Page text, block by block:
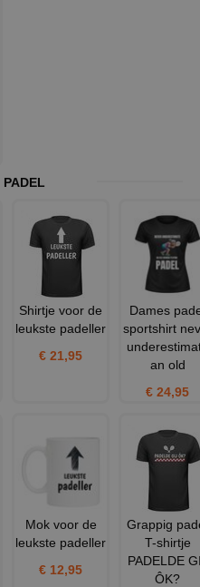
PADEL
Shirtje voor de
leukste padeller
€ 21,95
Dames
sportshirt
an old
€ 24,95
Mok voor de
leukste padeller
€ 12,95
Grappig
T-shirtje
PADELDE
ÔK?